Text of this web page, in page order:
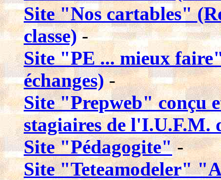
Site "Nos cartables"
classe)-
Site "PE ... mieux
échanges)-
Site "Prepweb" conçu
stagiaires de l'I.U.F.M.
Site "Pédagogite"-
Site "Teteamodeler"